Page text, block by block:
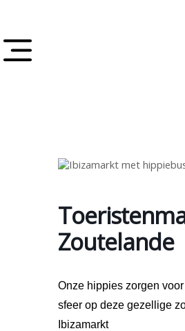
Zoutelande
Onze hippies zorgen
sfeer op deze gezellige
Ibizamarkt